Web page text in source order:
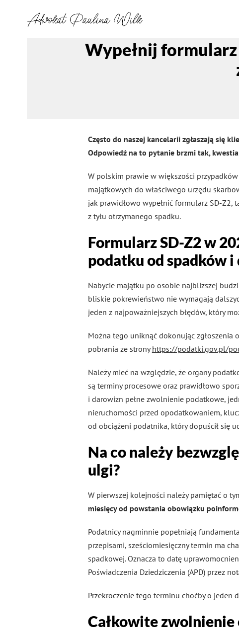
Wypełnij
Często do naszej kancelarii zgłaszają się
Odpowiedź na to pytanie brzmi tak,
W polskim prawie w większości
majątkowych do właściwego urzędu
jak prawidłowo wypełnić formularz SD-Z2,
z tyłu otrzymanego spadku.
Formularz SD-Z2 w
podatku od spadków i
Nabycie majątku po osobie najbliższej
bliskie pokrewieństwo nie wymagają
jeden z najpoważniejszych błędów, który
Można tego uniknąć dokonując zgłoszenia
pobrania ze stronyhttps://podatki.gov.pl/
Należy mieć na względzie, że organy
są terminy procesowe oraz prawidłowo
i darowizn pełne zwolnienie podatkowe,
nieruchomości przed opodatkowaniem,
od obciążeni podatnika, który dopuścił się
Na co należy
ulgi?
W pierwszej kolejności należy pamiętać o
miesięcy od powstania obowiązku
Podatnicy nagminnie popełniają
przepisami, sześciomiesięczny termin ma
spadkowej. Oznacza to datę
Poświadczenia Dziedziczenia (APD) przez
Przekroczenie tego terminu choćby o
Całkowite